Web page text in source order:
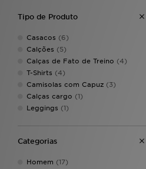
Tipo de Produto
Casacos (6)
Calções (5)
Calças de Fato de Treino (4)
T-Shirts (4)
Camisolas com Capuz (3)
Calças cargo (1)
Leggings (1)
Categorias
Homem (17)